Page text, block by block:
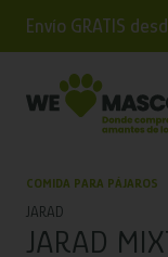
Envío GRATIS
COMIDA PARA PÁJAROS
JARAD
JARAD